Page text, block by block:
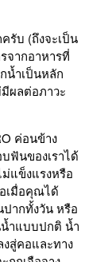
รับ (ถึงจะเป็น
จากอาหารที่
น้ำเป็นหลัก
ผลต่อภาวะ
ค่อนข้าง
ฟันของเราได้
แข็งแรงหรือ
เมื่อคุณได้
ปากทั้งวัน หรือ
น้ำแบบปกติ น้ำ
สู่คอและทาง